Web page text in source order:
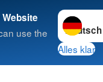
use the
Sprache
Alles klar
Suche